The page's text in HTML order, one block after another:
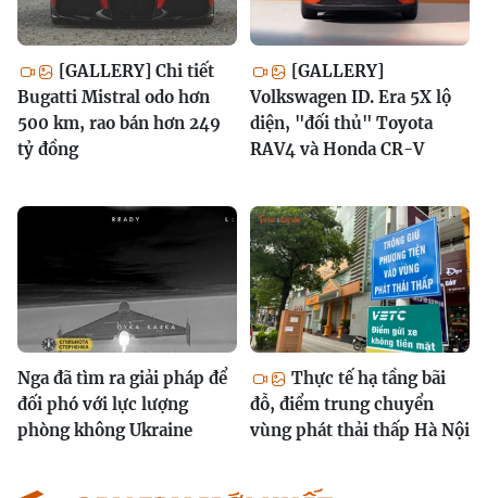
[GALLERY] Chi tiết
Bugatti Mistral odo hơn
500 km, rao bán hơn 249
tỷ đồng
[GALLERY]
Volkswagen ID. Era 5X lộ
diện, "đối thủ" Toyota
RAV4 và Honda CR-V
Nga đã tìm ra giải pháp để
đối phó với lực lượng
phòng không Ukraine
Thực tế hạ tầng bãi
đỗ, điểm trung chuyển
vùng phát thải thấp Hà Nội